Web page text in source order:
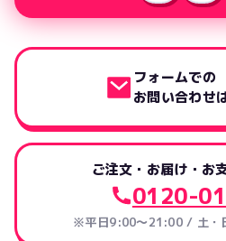
フォームでの
お問い合わせ
ご注文・お届け・お
0120-
※平日9:00～21:00 / 土・